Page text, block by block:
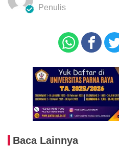
Penulis
Baca Lainnya